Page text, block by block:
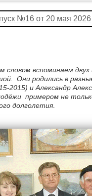
№16 от 20 мая 2026
словом вспоминаем
Они родились в
2015) и Александр
примером не
долголетия.